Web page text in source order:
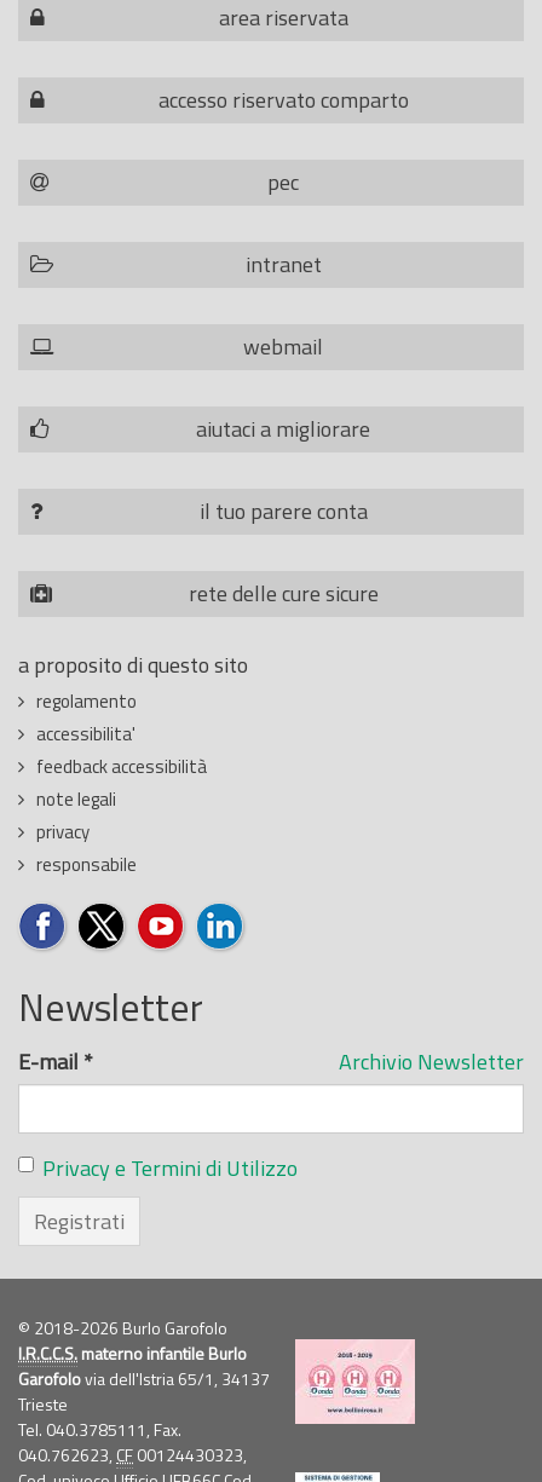
area riservata
accesso riservato comparto
pec
intranet
webmail
aiutaci a migliorare
il tuo parere conta
rete delle cure sicure
a proposito di questo sito
regolamento
accessibilita'
feedback accessibilità
note legali
privacy
responsabile
Newsletter
Archivio Newsletter
E-mail *
Privacy e Termini di Utilizzo
Registrati
© 2018-2026 Burlo Garofolo
I.R.C.C.S.materno infantile Burlo
Garofolovia dell'Istria 65/1, 34137
Trieste
Tel. 040.3785111, Fax.
040.762623, CF00124430323,